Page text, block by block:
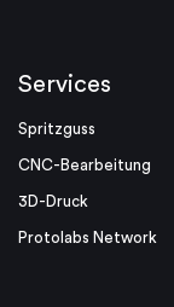
Services
Spritzguss
CNC-Bearbeitung
3D-Druck
Protolabs Network